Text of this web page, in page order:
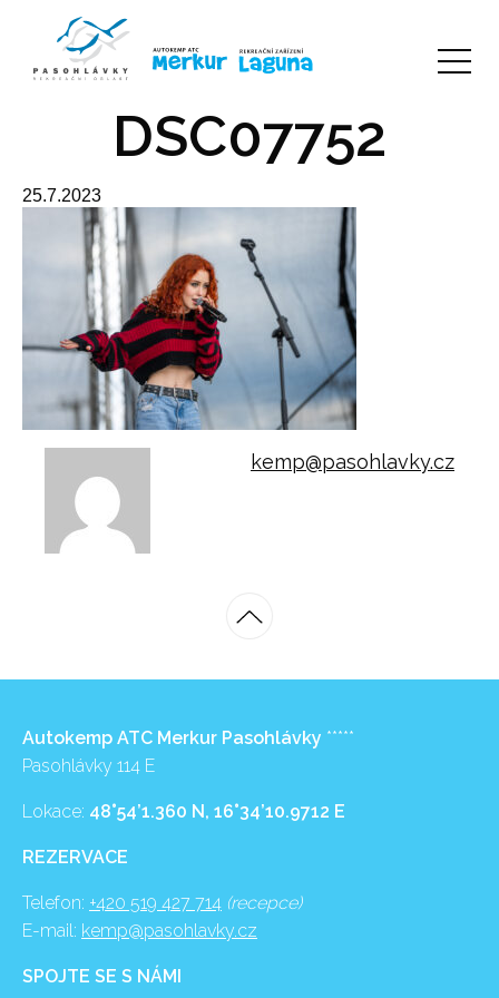
DSC07752
25.7.2023
kemp@pasohlavky.cz
Autokemp ATC Merkur Pasohlávky *****
Pasohlávky 114 E
Lokace: 48°54’1.360 N, 16°34’10.9712 E
REZERVACE
Telefon: +420 519 427 714 (recepce)
E-mail: kemp@pasohlavky.cz
SPOJTE SE S NÁMI